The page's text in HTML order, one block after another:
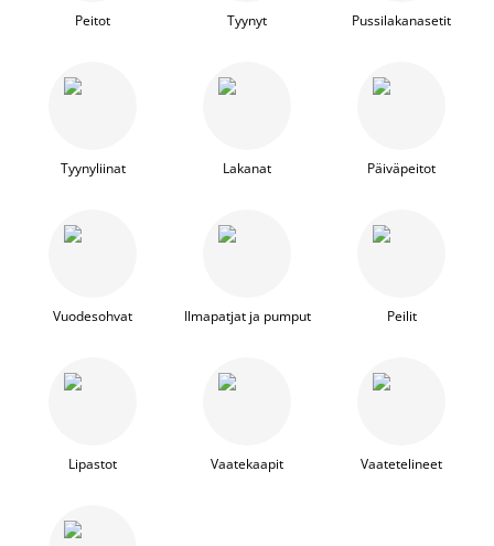
Peitot Tyynyt Pussilakanasetit
Tyynyliinat Lakanat Päiväpeitot
Vuodesohvat Ilmapatjat ja pumput Peilit
Lipastot Vaatekaapit Vaatetelineet